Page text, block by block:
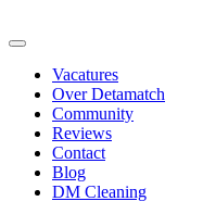
Vacatures
Over Detamatch
Community
Reviews
Contact
Blog
DM Cleaning